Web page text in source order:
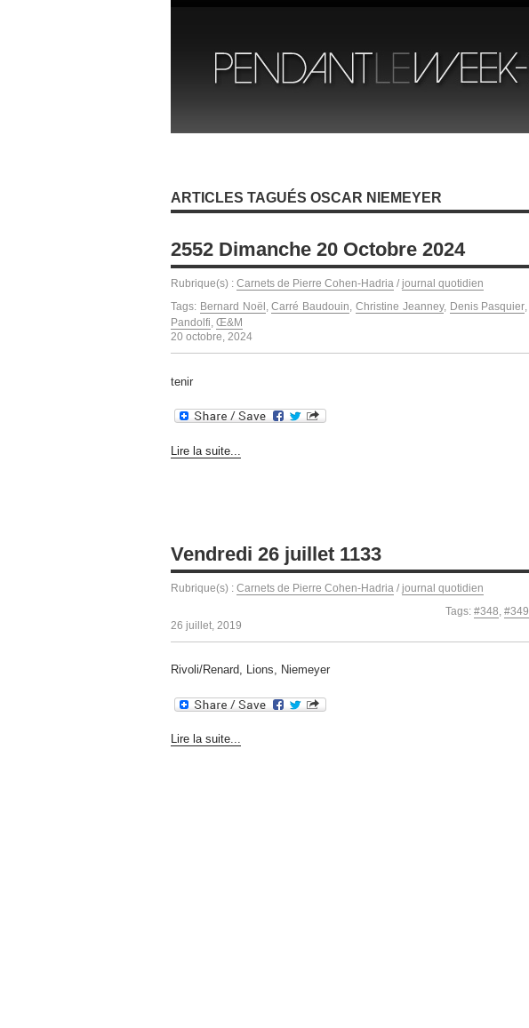
ARTICLES TAGUÉS OSCAR NIEMEYER
2552 Dimanche 20 Octobre 2024
Rubrique(s) : Carnets de Pierre Cohen-Hadria / journal quotidien
Tags: Bernard Noël ,Carré Baudouin,Christine Jeanney, Denis Pasquier,
Pandolfi, Œ&M
20 octobre, 2024
tenir
Lire la suite...
Vendredi 26 juillet 1133
Rubrique(s) : Carnets de Pierre Cohen-Hadria / journal quotidien
Tags: #348 #349
26 juillet, 2019
Rivoli/Renard, Lions, Niemeyer
Lire la suite...